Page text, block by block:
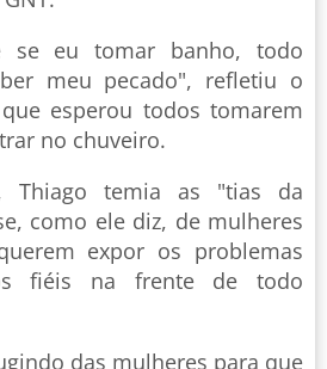
se eu tomar banho, todo
meu pecado", refletiu o
esperou todos tomarem
no chuveiro.
Thiago temia as "tias da
como ele diz, de mulheres
expor os problemas
fiéis na frente de todo
das mulheres para que